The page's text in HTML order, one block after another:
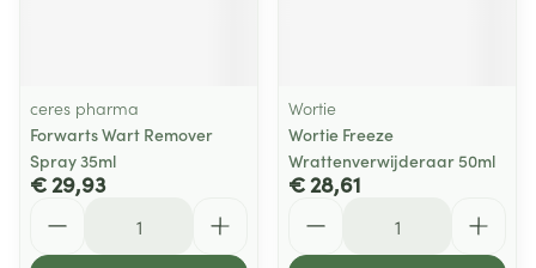
ceres pharma
Forwarts Wart Remover
Spray 35ml
€ 29,93
Wortie
Wortie Freeze
Wrattenverwijderaar 50ml
€ 28,61